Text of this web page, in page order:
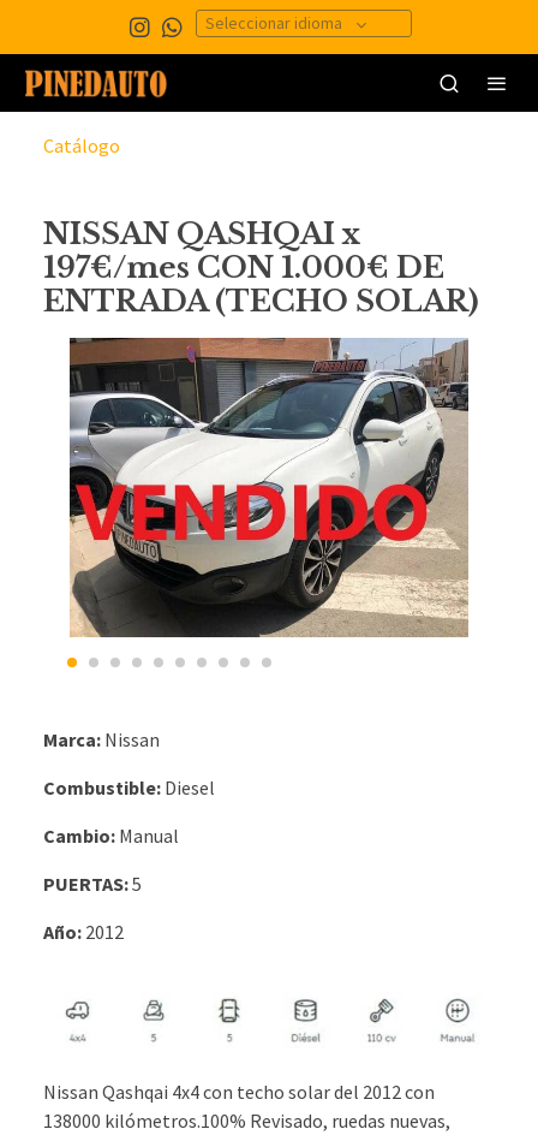
Seleccionar idioma
Catálogo
NISSAN QASHQAI x
197€/mes CON 1.000€ DE
ENTRADA (TECHO SOLAR)
Marca: Nissan
Combustible: Diesel
Cambio: Manual
PUERTAS:5
Año: 2012
Nissan Qashqai 4x4 con techo solar del 2012 con
138000 kilómetros.100% Revisado, ruedas nuevas,